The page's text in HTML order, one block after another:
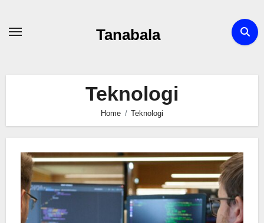
Tanabala
Teknologi
Home Teknologi